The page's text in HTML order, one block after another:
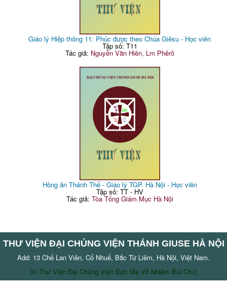
Giáo lý Hiệp thông 11: Phúc được theo Chúa Giêsu - Học viên
Tập số: T11
Tác giả: Nguyễn Văn Hiền, Lm Phêrô
Hồng ân Thánh Thể - Giáo lý TGP. Hà Nội - Học viên
Tập số: TT - HV
Tác giả: Tòa Tổng Giám Mục Hà Nội
THƯ VIỆN ĐẠI CHỦNG VIỆN THÁNH GIUSE HÀ NỘI
Add: 13 Chế Lan Viên, Cổ Nhuế, Bắc Từ Liêm, Hà Nội, Việt Nam.
(© Thư Viện Đại Chủng Viện Đức Mẹ Vô Nhiễm Bùi Chu)